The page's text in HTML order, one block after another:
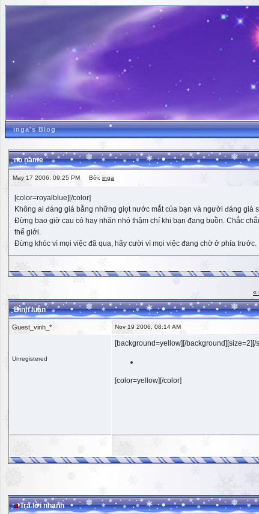
inga's Blog
no name
May 17 2006, 09:25 PM Bởi: inga
[color=royalblue][/color]
Không ai đáng giá bằng những giọt nước mắt của bạn và người đáng giá
Đừng bao giờ cau có hay nhăn nhó thậm chí khi bạn đang buồn. Chắc
thế giới.
Đừng khóc vì mọi việc đã qua, hãy cười vì mọi việc đang chờ ở phía trước.
«
Bình luận
Guest_vinh_* Nov 19 2006, 08:14 AM
Unregistered
[background=yellow][/background][size=2][/
[color=yellow][/color]
Trả lời nhanh